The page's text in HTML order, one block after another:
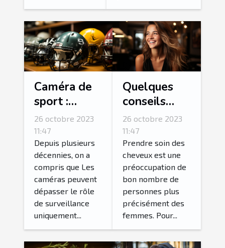
Caméra de
sport :
parlons-en !
26 octobre 2023
11:47
Depuis plusieurs
décennies, on a
compris que Les
caméras peuvent
dépasser le rôle
de surveillance
uniquement...
Quelques
conseils
pour
fortifier ses
cheveux ?
26 octobre 2023
11:47
Prendre soin des
cheveux est une
préoccupation de
bon nombre de
personnes plus
précisément des
femmes. Pour...